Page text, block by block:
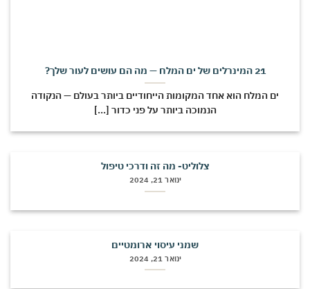
ים המלח הוא אחד המקומות הייחודיים ביותר בעולם — הנקודה
הנמוכה ביותר על פני כדור [...]
צלוליט- מה זה ודרכי טיפול
שמני עיסוי ארומטיים